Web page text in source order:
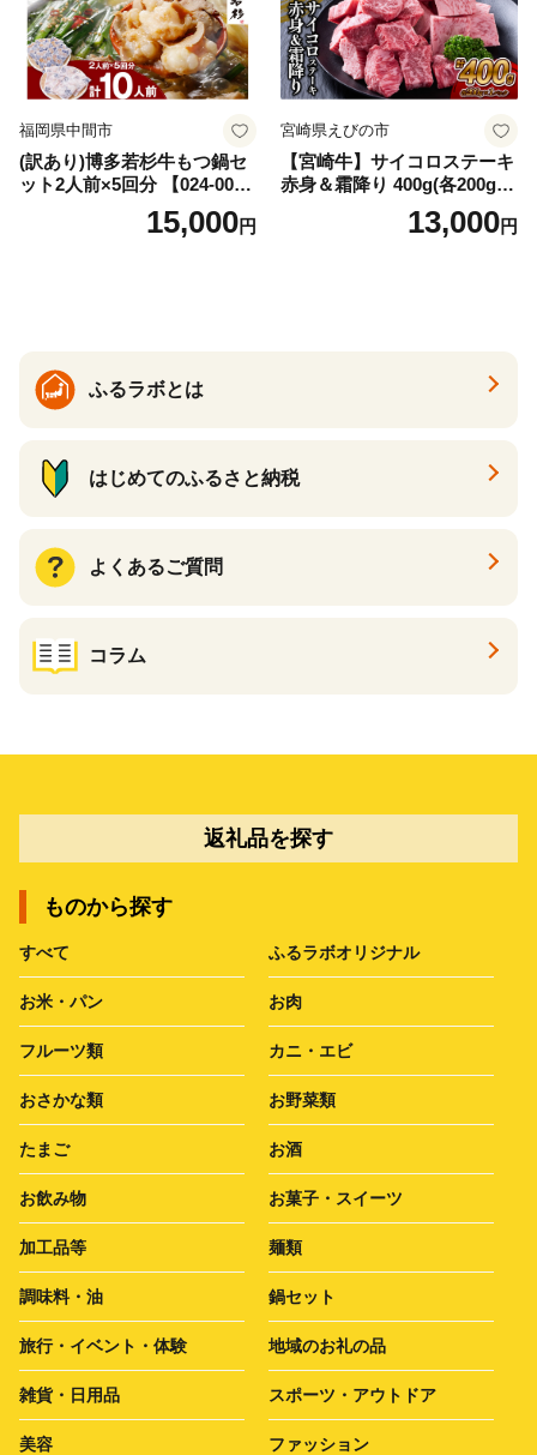
福岡県中間市
(訳あり)博多若杉牛もつ鍋セ
ット2人前×5回分 【024-002
15,000円
宮崎県えびの市
【宮崎牛】サイコロステーキ
赤身＆霜降り 400g(各200g×
１P 計2P) 真空パック 冷凍
13,000円
ふるラボとは
はじめてのふるさと納税
よくあるご質問
コラム
返礼品を探す
ものから探す
すべて ふるラボオリジナル
お米・パン お肉
フルーツ類 カニ・エビ
おさかな類 お野菜類
たまご お酒
お飲み物 お菓子・スイーツ
加工品等 麺類
調味料・油 鍋セット
旅行・イベント・体験 地域のお礼の品
雑貨・日用品 スポーツ・アウトドア
美容 ファッション